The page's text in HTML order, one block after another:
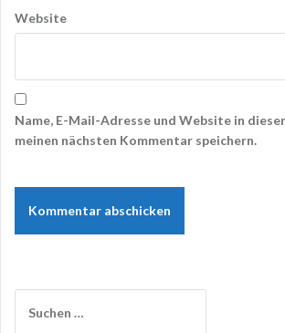
Website
Name, E-Mail-Adresse und Website in
meinen nächsten Kommentar speichern.
nach: